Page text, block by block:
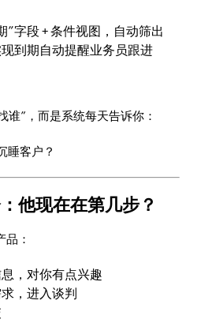
”字段 + 条件视图，自动筛出
现到期自动提醒业务员跟进
谁”，而是系统每天告诉你：
睡客户？
他现在在第几步？
品：
，对你有点兴趣
，进入谈判